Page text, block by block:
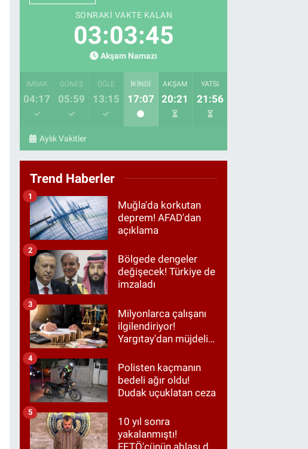
SONRAKI VAKTE KALAN
03:03:43
Akşam Namazı
İMSAK
04:17
GÜNEŞ
05:59
ÖĞLE
13:15
İKINDI
17:07
AKŞAM
20:21
YATSI
21:56
Aylık Vakitler
Trend Haberler
Muğla'da korkutan
deprem! AFAD'dan
açıklama
1
Bölgede dengeler
değişecek! Türkiye de
imzaladı
2
Milyonlarca çalışanı
ilgilendiriyor!
Yargıtay'dan müjdeli
3
Polisten kaçmanın
bedeli ağır oldu!
Dudak uçuklatan ceza
4
10 yıl sonra
yakalanmıştı!
FETÖ'cünün ablası da
5